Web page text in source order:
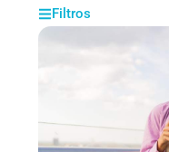
Filtros